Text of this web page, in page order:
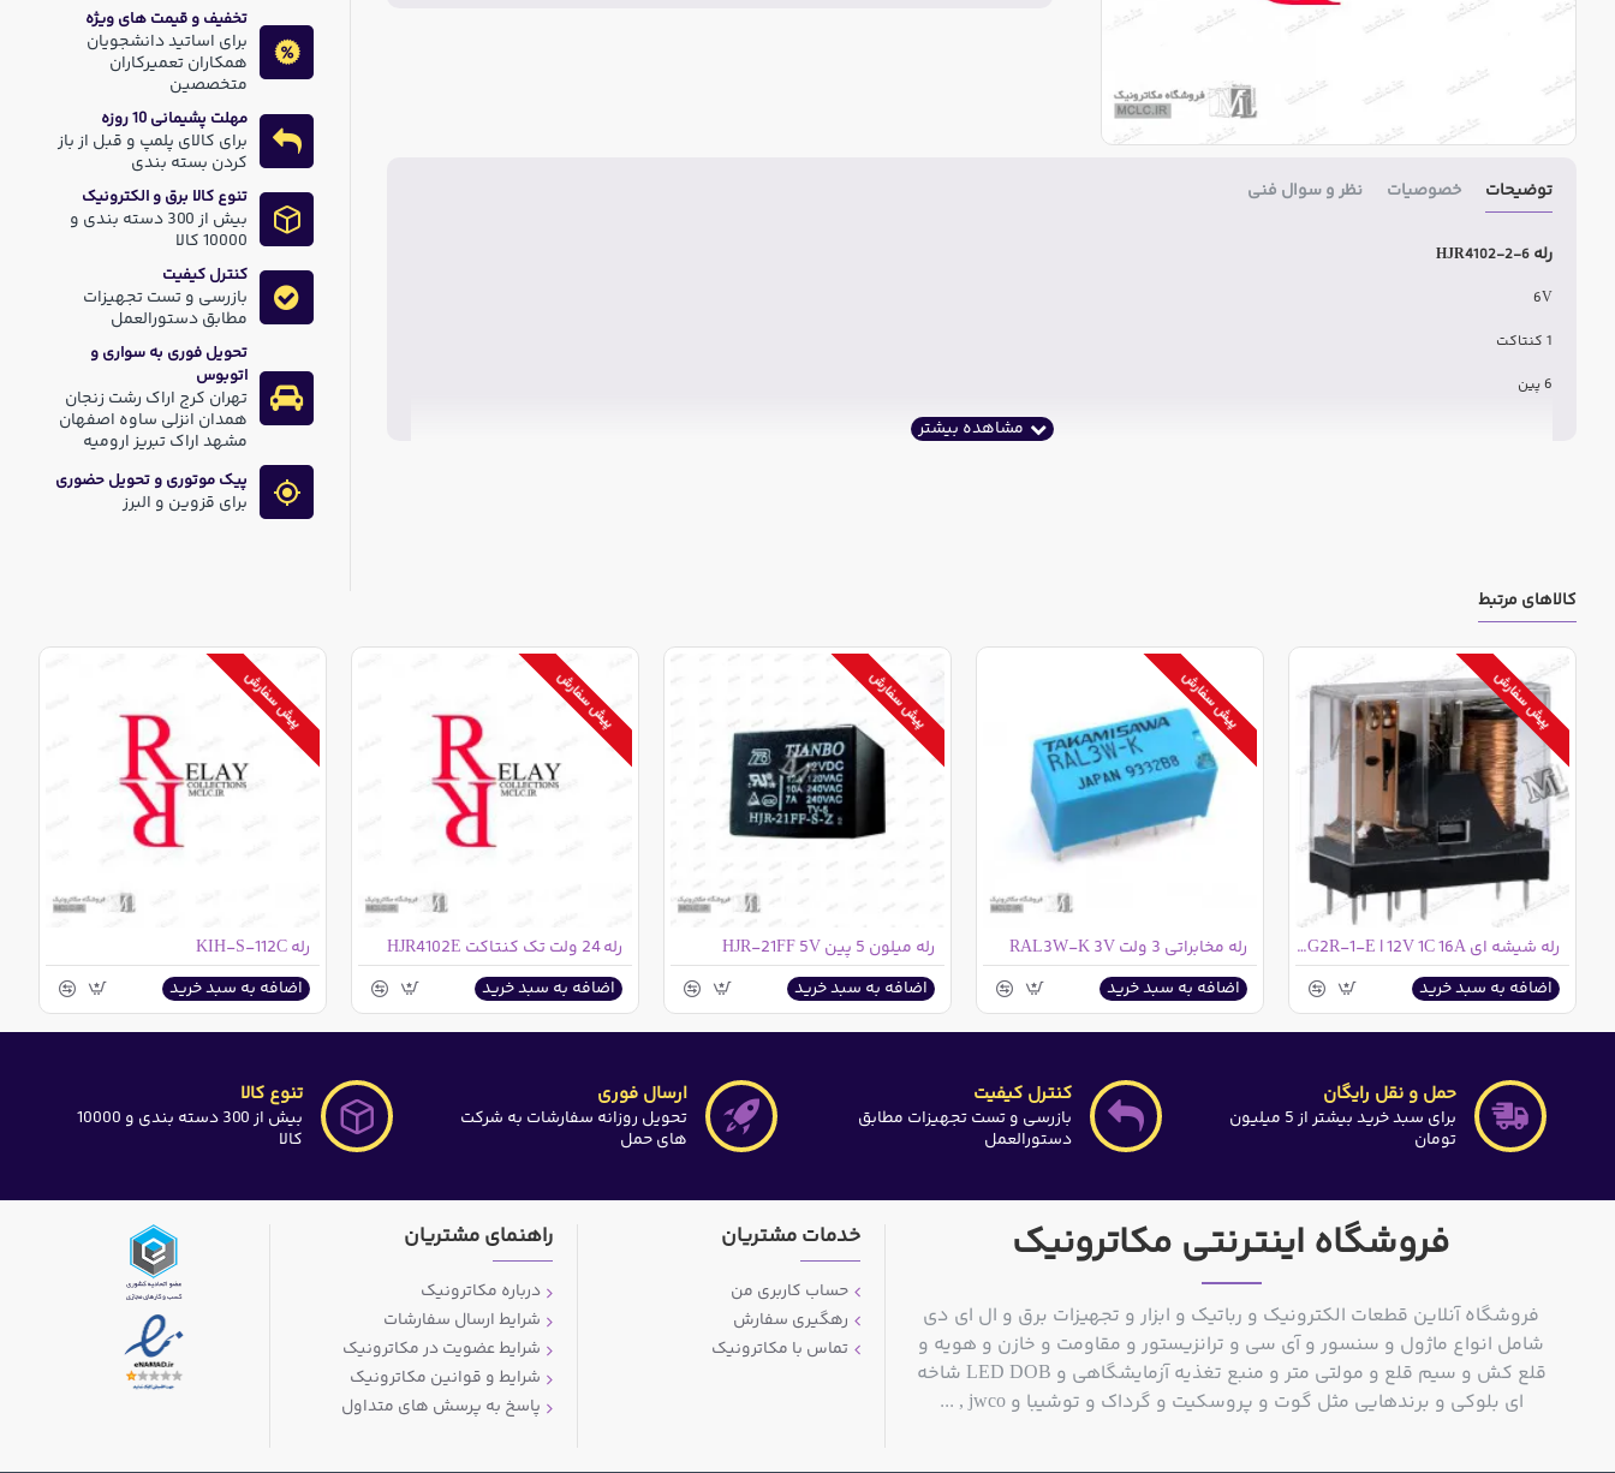
توضیحات خصوصیات نظر و سوال فنی
رله HJR4102-2-6
6V
1 کنتاکت
6 پین
تخفیف و قیمت های ویژه
برای اساتید دانشجویان
همکاران تعمیرکاران
متخصصین
مهلت پشیمانی 10 روزه
برای کالای پلمپ و قبل از باز
کردن بسته بندی
تنوع کالا برق و الکترونیک
بیش از 300 دسته بندی و
10000 کالا
کنترل کیفیت
بازرسی و تست تجهیزات
مطابق دستورالعمل
تحویل فوری به سواری و
اتوبوس
تهران کرج اراک رشت زنجان
همدان انزلی ساوه اصفهان
مشهد اراک تبریز ارومیه
پیک موتوری و تحویل حضوری
برای قزوین و البرز
کالاهای مرتبط
پیش سفارش
رله شیشه ای OMRON G2R-1-E | 12V 1C 16A
اضافه به سبد خرید
پیش سفارش
رله مخابراتی 3 ولت RAL3W-K 3V
اضافه به سبد خرید
پیش سفارش
رله میلون 5 پین HJR-21FF 5V
اضافه به سبد خرید
پیش سفارش
رله 24 ولت تک کنتاکت HJR4102E
اضافه به سبد خرید
پیش سفارش
رله KIH-S-112C
اضافه به سبد خرید
حمل و نقل رایگان
برای سبد خرید بیشتر از 5 میلیون
تومان
کنترل کیفیت
بازرسی و تست تجهیزات مطابق
دستورالعمل
ارسال فوری
تحویل روزانه سفارشات به شرکت
های حمل
تنوع کالا
بیش از 300 دسته بندی و 10000
کالا
فروشگاه اینترنتی مکاترونیک
فروشگاه آنلاین قطعات الکترونیک و رباتیک و ابزار و تجهیزات برق و ال ای دی
شامل انواع ماژول و سنسور و آی سی و ترانزیستور و مقاومت و خازن و هویه و
قلع کش و سیم قلع و مولتی متر و منبع تغذیه آزمایشگاهی و LED DOB شاخه
ای بلوکی و برندهایی مثل گوت و پروسکیت و گرداک و توشیبا و jwco , ...
خدمات مشتریان
حساب کاربری من
رهگیری سفارش
تماس با مکاترونیک
راهنمای مشتریان
درباره مکاترونیک
شرایط ارسال سفارشات
شرایط عضویت در مکاترونیک
شرایط و قوانین مکاترونیک
پاسخ به پرسش های متداول